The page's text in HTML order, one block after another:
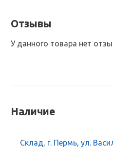
Отзывы
У данного товара нет
Наличие
Склад, г. Пермь, ул.